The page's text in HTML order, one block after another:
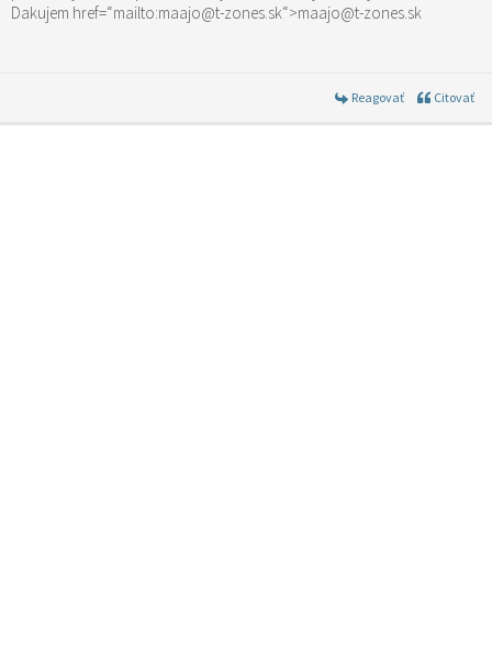
Dakujem href=“mailto:maajo@t-zones.sk“>maajo@t-zones.sk
Reagovať Citovať